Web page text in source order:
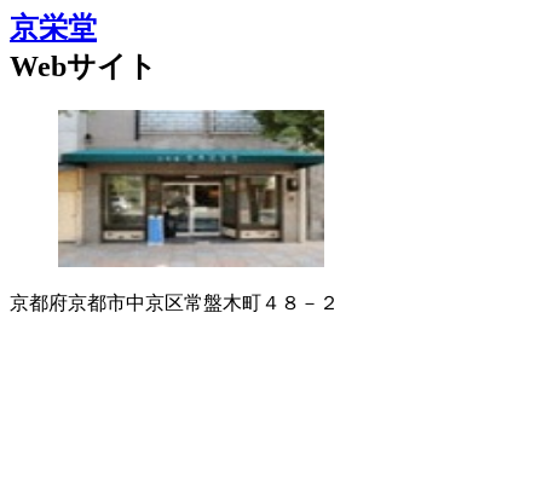
京栄堂
Webサイト
京都府京都市中京区常盤木町４８－２